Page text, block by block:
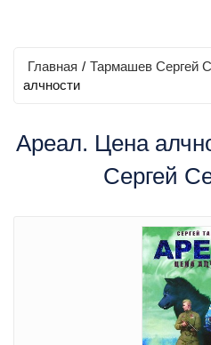
Главная / Тармашев Сергей
алчности
Ареал. Цена
Сергей